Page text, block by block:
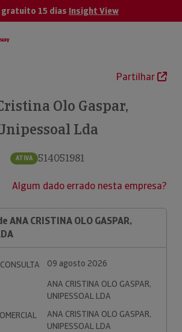
15 dias Insight View
Partilhar
Olo Gaspar,
Lda
ATIVA 514051981
Algum dado errado nesta empresa?
ANA CRISTINA OLO GASPAR,
09 agosto 2026
ANA CRISTINA OLO GASPAR,
UNIPESSOAL LDA
ANA CRISTINA OLO GASPAR,
UNIPESSOAL LDA